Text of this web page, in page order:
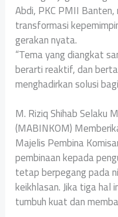
Abdi, PKC PMII
transformasi
gerakan nyata.
‎“Tema yang diangkat
berarti reaktif, dan
menghadirkan solusi
‎M. Riziq Shihab Selaku
(MABINKOM)
Majelis Pembina
pembinaan kepada
tetap berpegang pada
keikhlasan. Jika tiga hal
tumbuh kuat dan